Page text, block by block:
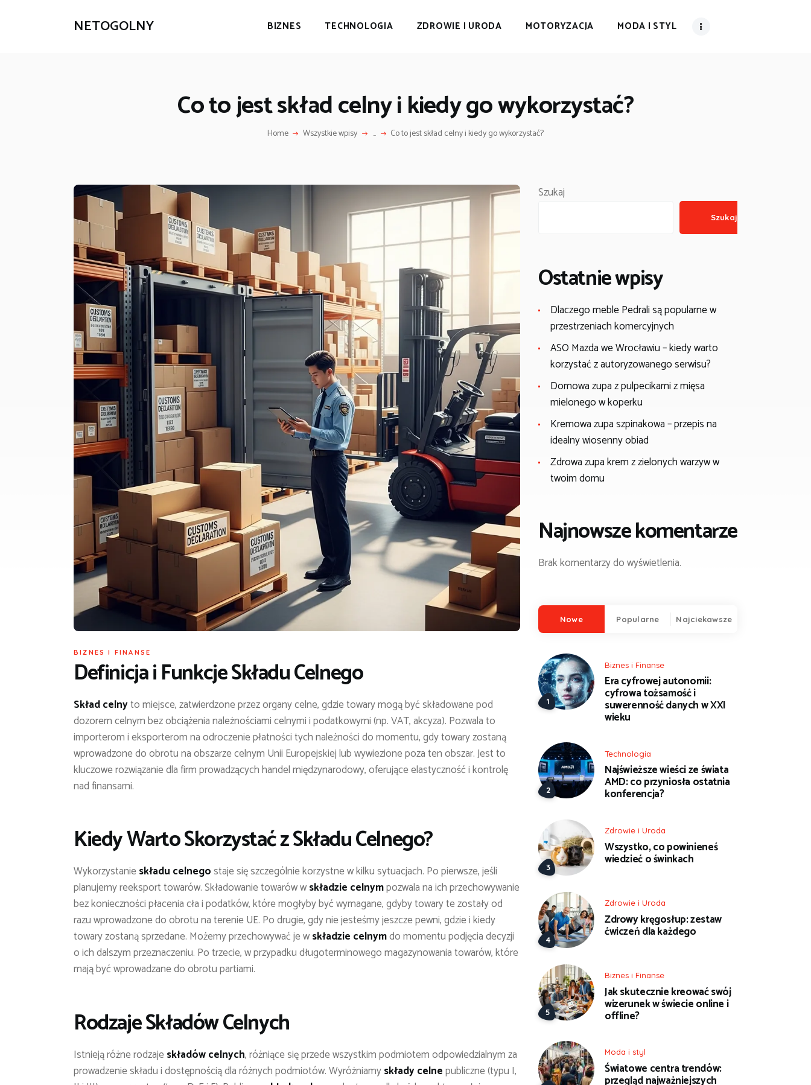
NETOGOLNY BIZNES TECHNOLOGIA ZDROWIE I URODA MOTORYZACJA MODA I STYL
Co to jest skład celny i kiedy go wykorzystać?
Home Wszystkie wpisy ... Co to jest skład celny i kiedy go wykorzystać?
BIZNES I FINANSE
Definicja i Funkcje Składu Celnego
Skład celnyto miejsce, zatwierdzone przez organy celne, gdzie towary mogą być składowane pod
dozorem celnym bez obciążenia należnościami celnymi i podatkowymi (np. VAT, akcyza). Pozwala to
importerom i eksporterom na odroczenie płatności tych należności do momentu, gdy towary zostaną
wprowadzone do obrotu na obszarze celnym Unii Europejskiej lub wywiezione poza ten obszar. Jest to
kluczowe rozwiązanie dla firm prowadzących handel międzynarodowy, oferujące elastyczność i kontrolę
nad finansami.
Kiedy Warto Skorzystać z Składu Celnego?
Wykorzystanieskładu celnegostaje się szczególnie korzystne w kilku sytuacjach. Po pierwsze, jeśli
planujemy reeksport towarów. Składowanie towarów wskładzie celnympozwala na ich przechowywanie
bez konieczności płacenia cła i podatków, które mogłyby być wymagane, gdyby towary te zostały od
razu wprowadzone do obrotu na terenie UE. Po drugie, gdy nie jesteśmy jeszcze pewni, gdzie i kiedy
towary zostaną sprzedane. Możemy przechowywać je wskładzie celnymdo momentu podjęcia decyzji
o ich dalszym przeznaczeniu. Po trzecie, w przypadku długoterminowego magazynowania towarów, które
mają być wprowadzane do obrotu partiami.
Rodzaje Składów Celnych
Istnieją różne rodzajeskładów celnych, różniące się przede wszystkim podmiotem odpowiedzialnym za
prowadzenie składu i dostępnością dla różnych podmiotów. Wyróżniamyskłady celnepubliczne (typu I,
Szukaj
Szukaj
Ostatnie wpisy
Dlaczego meble Pedrali są popularne w
przestrzeniach komercyjnych
ASO Mazda we Wrocławiu – kiedy warto
korzystać z autoryzowanego serwisu?
Domowa zupa z pulpecikami z mięsa
mielonego w koperku
Kremowa zupa szpinakowa – przepis na
idealny wiosenny obiad
Zdrowa zupa krem z zielonych warzyw w
twoim domu
Najnowsze komentarze
Brak komentarzy do wyświetlenia.
Nowe Popularne Najciekawsze
Biznes i Finanse
Era cyfrowej autonomii:
cyfrowa tożsamość i
suwerenność danych w XXI
wieku
Technologia
Najświeższe wieści ze świata
AMD: co przyniosła ostatnia
konferencja?
Zdrowie i Uroda
Wszystko, co powinieneś
wiedzieć o świnkach
Zdrowie i Uroda
Zdrowy kręgosłup: zestaw
ćwiczeń dla każdego
Biznes i Finanse
Jak skutecznie kreować swój
wizerunek w świecie online i
offline?
Moda i styl
Światowe centra trendów:
przegląd najważniejszych